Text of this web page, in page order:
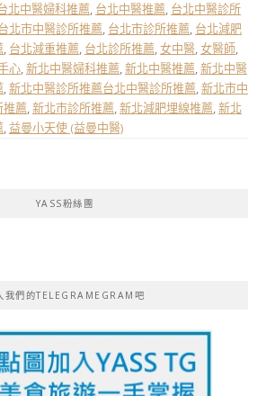
北中醫婦科推薦, 台北中醫推薦, 台北中醫診所
北市中醫診所推薦, 台北市診所推薦, 台北減肥
, 台北減重推薦, 台北診所推薦,女中醫,女醫師,
心,新北中醫婦科推薦,新北中醫推薦,新北中醫
,新北中醫診所推薦台北中醫診所推薦,新北市中
推薦,新北市診所推薦,新北減肥埋線推薦,新北
, 益曼小天使 (益曼中醫)
YASS粉絲團
我們的TELEGRAMEGRAM吧